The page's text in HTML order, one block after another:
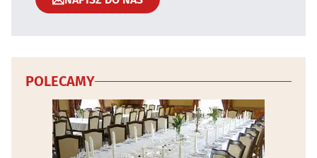
POLECAMY